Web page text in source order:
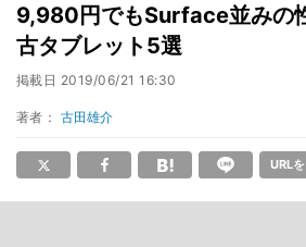
9,980円でもSurface並みの
古タブレット5選
掲載日 2019/06/21 16:30
著者： 古田雄介
URL